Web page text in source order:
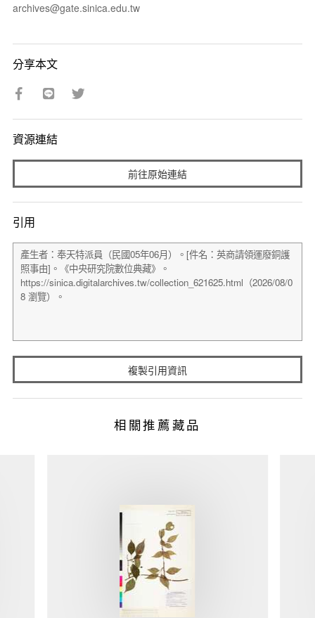
archives@gate.sinica.edu.tw
分享本文
資源連結
前往原始連結
引用
複製引用資訊
相關推薦藏品